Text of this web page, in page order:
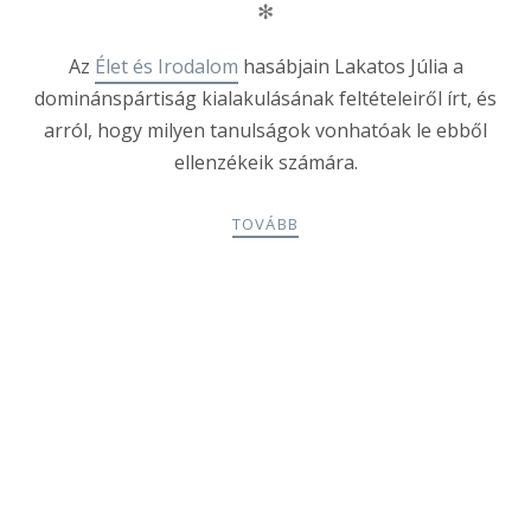
✻
Az Élet és Irodalom hasábjain Lakatos Júlia a
dominánspártiság kialakulásának feltételeiről írt, és
arról, hogy milyen tanulságok vonhatóak le ebből
ellenzékeik számára.
TOVÁBB